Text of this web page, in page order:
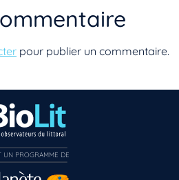
pour publier un commentaire.
encore inscrit à Biolit ?
dès maintenant